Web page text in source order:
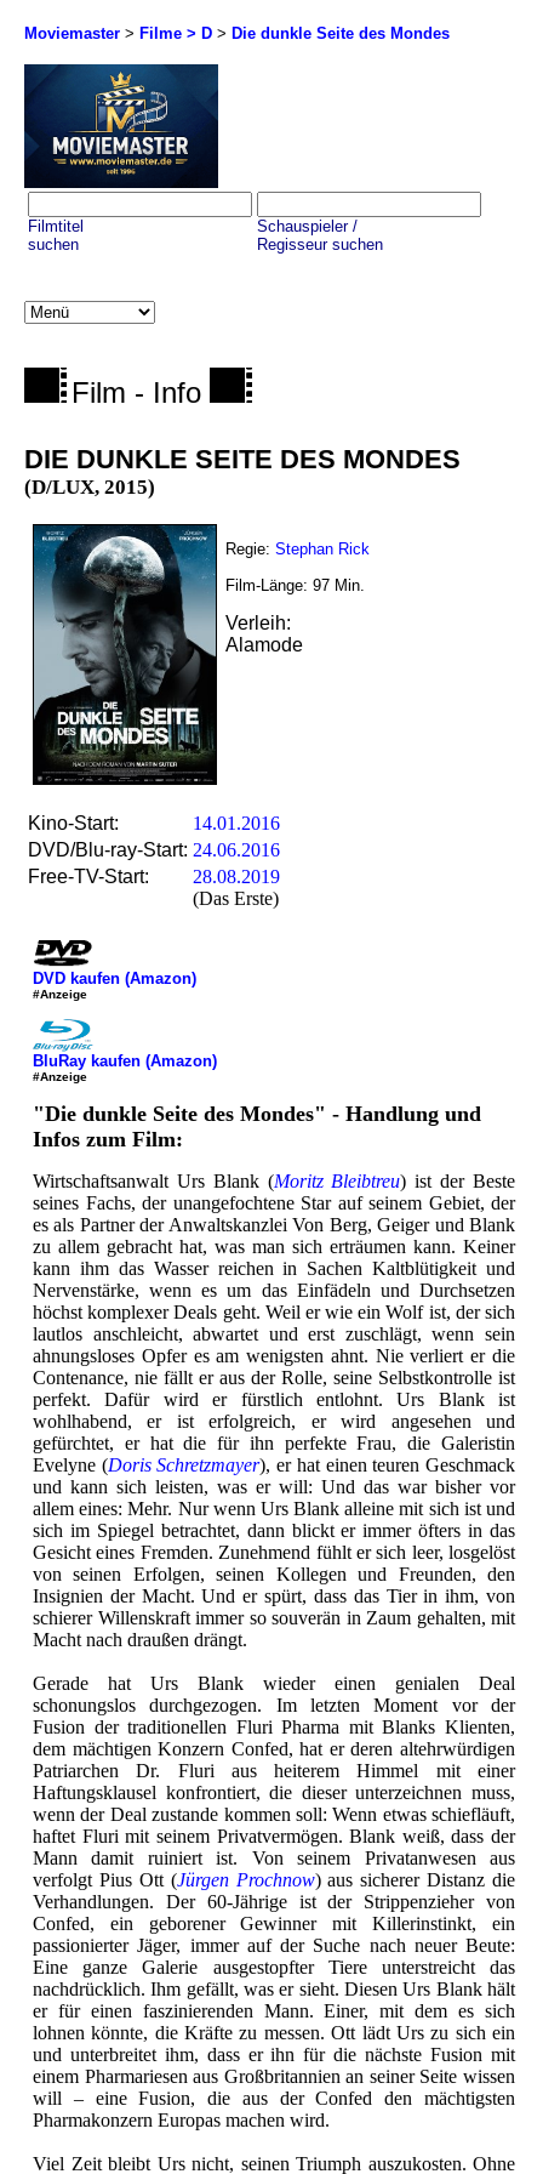
Moviemaster > Filme > D > Die dunkle Seite des Mondes
Filmtitel
suchen
Schauspieler /
Regisseur suchen
Film - Info
DIE DUNKLE SEITE DES MONDES
(D/LUX, 2015)
Regie: Stephan Rick
Film-Länge: 97 Min.
Verleih:
Alamode
Kino-Start:
14.01.2016
DVD/Blu-ray-Start: 24.06.2016
Free-TV-Start:
28.08.2019
(Das Erste)
DVD kaufen (Amazon)
#Anzeige
BluRay kaufen (Amazon)
#Anzeige
"Die dunkle Seite des Mondes" - Handlung und
Infos zum Film:
Wirtschaftsanwalt Urs Blank (Moritz Bleibtreu) ist der Beste
seines Fachs, der unangefochtene Star auf seinem Gebiet, der
es als Partner der Anwaltskanzlei Von Berg, Geiger und Blank
zu allem gebracht hat, was man sich erträumen kann. Keiner
kann ihm das Wasser reichen in Sachen Kaltblütigkeit und
Nervenstärke, wenn es um das Einfädeln und Durchsetzen
höchst komplexer Deals geht. Weil er wie ein Wolf ist, der sich
lautlos anschleicht, abwartet und erst zuschlägt, wenn sein
ahnungsloses Opfer es am wenigsten ahnt. Nie verliert er die
Contenance, nie fällt er aus der Rolle, seine Selbstkontrolle ist
perfekt. Dafür wird er fürstlich entlohnt. Urs Blank ist
wohlhabend, er ist erfolgreich, er wird angesehen und
gefürchtet, er hat die für ihn perfekte Frau, die Galeristin
Evelyne (Doris Schretzmayer), er hat einen teuren Geschmack
und kann sich leisten, was er will: Und das war bisher vor
allem eines: Mehr. Nur wenn Urs Blank alleine mit sich ist und
sich im Spiegel betrachtet, dann blickt er immer öfters in das
Gesicht eines Fremden. Zunehmend fühlt er sich leer, losgelöst
von seinen Erfolgen, seinen Kollegen und Freunden, den
Insignien der Macht. Und er spürt, dass das Tier in ihm, von
schierer Willenskraft immer so souverän in Zaum gehalten, mit
Macht nach draußen drängt.
Gerade hat Urs Blank wieder einen genialen Deal
schonungslos durchgezogen. Im letzten Moment vor der
Fusion der traditionellen Fluri Pharma mit Blanks Klienten,
dem mächtigen Konzern Confed, hat er deren altehrwürdigen
Patriarchen Dr. Fluri aus heiterem Himmel mit einer
Haftungsklausel konfrontiert, die dieser unterzeichnen muss,
wenn der Deal zustande kommen soll: Wenn etwas schiefläuft,
haftet Fluri mit seinem Privatvermögen. Blank weiß, dass der
Mann damit ruiniert ist. Von seinem Privatanwesen aus
verfolgt Pius Ott (Jürgen Prochnow) aus sicherer Distanz die
Verhandlungen. Der 60-Jährige ist der Strippenzieher von
Confed, ein geborener Gewinner mit Killerinstinkt, ein
passionierter Jäger, immer auf der Suche nach neuer Beute:
Eine ganze Galerie ausgestopfter Tiere unterstreicht das
nachdrücklich. Ihm gefällt, was er sieht. Diesen Urs Blank hält
er für einen faszinierenden Mann. Einer, mit dem es sich
lohnen könnte, die Kräfte zu messen. Ott lädt Urs zu sich ein
und unterbreitet ihm, dass er ihn für die nächste Fusion mit
einem Pharmariesen aus Großbritannien an seiner Seite wissen
will – eine Fusion, die aus der Confed den mächtigsten
Pharmakonzern Europas machen wird.
Viel Zeit bleibt Urs nicht, seinen Triumph auszukosten. Ohne